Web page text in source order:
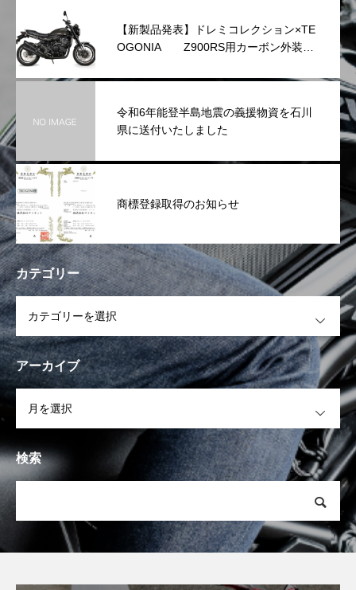
【新製品発表】ドレミコレクション×TE
OGONIA Z900RS用カーボン外装シ
令和6年能登半島地震の義援物資を石川
県に送付いたしました
商標登録取得のお知らせ
カテゴリー
アーカイブ
検索